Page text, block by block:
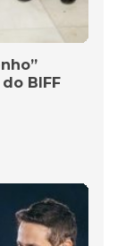
BIFF